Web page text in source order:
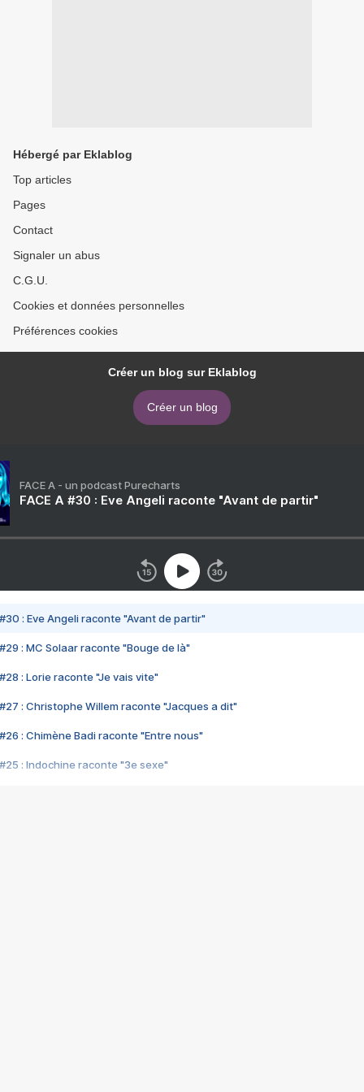
Hébergé par Eklablog
Top articles
Pages
Contact
Signaler un abus
C.G.U.
Cookies et données personnelles
Préférences cookies
Créer un blog sur Eklablog
Créer un blog
FACE A - un podcast Purecharts
FACE A #30 : Eve Angeli raconte "Avant de partir"
#30 : Eve Angeli raconte "Avant de partir"
#29 : MC Solaar raconte "Bouge de là"
#28 : Lorie raconte "Je vais vite"
#27 : Christophe Willem raconte "Jacques a dit"
#26 : Chimène Badi raconte "Entre nous"
#25 : Indochine raconte "3e sexe"